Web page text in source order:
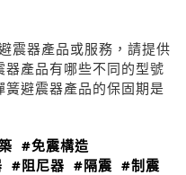
震器產品或服務，請提供
產品有哪些不同的型號
避震器產品的保固期是
#免震構造
#阻尼器 #隔震 #制震